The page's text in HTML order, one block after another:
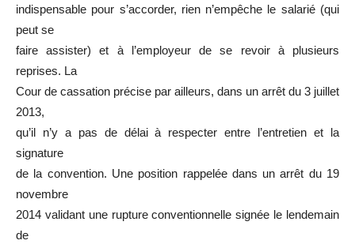
indispensable pour s’accorder, rien n’empêche le salarié (qui
peut se
faire assister) et à l’employeur de se revoir à plusieurs
reprises. La
Cour de cassation précise par ailleurs, dans un arrêt du 3 juillet
2013,
qu’il n’y a pas de délai à respecter entre l’entretien et la
signature
de la convention. Une position rappelée dans un arrêt du 19
novembre
2014 validant une rupture conventionnelle signée le lendemain
de